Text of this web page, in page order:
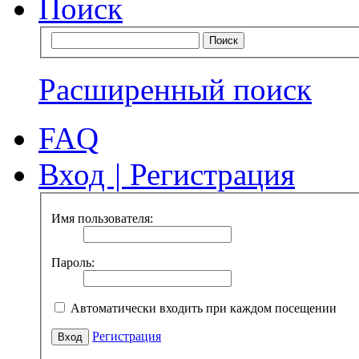
Поиск
Расширенный поиск
FAQ
Вход | Регистрация
Имя пользователя:
Пароль:
Автоматически входить при каждом посещении
Регистрация